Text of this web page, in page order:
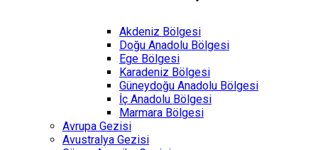
Akdeniz Bölgesi
Doğu Anadolu Bölgesi
Ege Bölgesi
Karadeniz Bölgesi
Güneydoğu Anadolu Bölgesi
İç Anadolu Bölgesi
Marmara Bölgesi
Avrupa Gezisi
Avustralya Gezisi